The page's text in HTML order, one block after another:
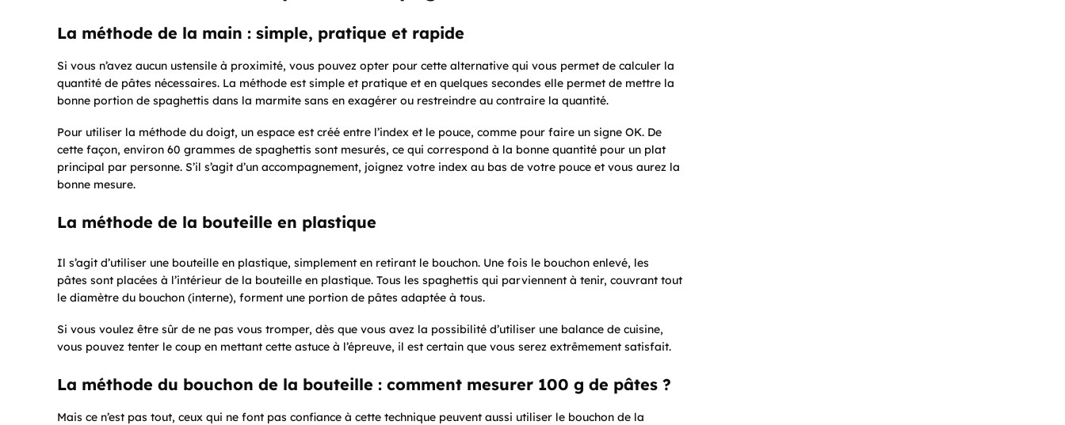
La méthode de la main : simple, pratique et rapide
Si vous n’avez aucun ustensile à proximité, vous pouvez opter pour cette alternative qui vous permet de calculer la
quantité de pâtes nécessaires. La méthode est simple et pratique et en quelques secondes elle permet de mettre la
bonne portion de spaghettis dans la marmite sans en exagérer ou restreindre au contraire la quantité.
Pour utiliser la méthode du doigt, un espace est créé entre l’index et le pouce, comme pour faire un signe OK. De
cette façon, environ 60 grammes de spaghettis sont mesurés, ce qui correspond à la bonne quantité pour un plat
principal par personne. S’il s’agit d’un accompagnement, joignez votre index au bas de votre pouce et vous aurez la
bonne mesure.
La méthode de la bouteille en plastique
Il s’agit d’utiliser une bouteille en plastique, simplement en retirant le bouchon. Une fois le bouchon enlevé, les
pâtes sont placées à l’intérieur de la bouteille en plastique. Tous les spaghettis qui parviennent à tenir, couvrant tout
le diamètre du bouchon (interne), forment une portion de pâtes adaptée à tous.
Si vous voulez être sûr de ne pas vous tromper, dès que vous avez la possibilité d’utiliser une balance de cuisine,
vous pouvez tenter le coup en mettant cette astuce à l’épreuve, il est certain que vous serez extrêmement satisfait.
La méthode du bouchon de la bouteille : comment mesurer 100 g de pâtes ?
Mais ce n’est pas tout, ceux qui ne font pas confiance à cette technique peuvent aussi utiliser le bouchon de la